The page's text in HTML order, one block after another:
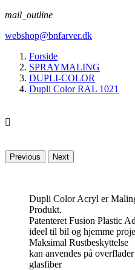
mail_outline
webshop@bnfarver.dk
Forside
SPRAYMALING
DUPLI-COLOR
Dupli Color RAL 1021

Previous Next
Dupli Color Acryl er
Produkt.
Patenteret Fusion Plastic
ideel til bil og hjemme
Maksimal Rustbeskyttelse
kan anvendes på
glasfiber